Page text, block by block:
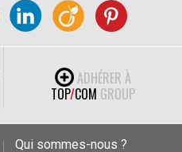
ADHÉRER À
TOP/COM GROUP
Qui sommes-nous ?